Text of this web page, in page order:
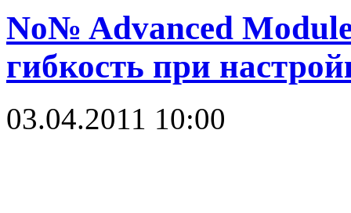
No№ Advanced
гибкость при
03.04.2011 10:00